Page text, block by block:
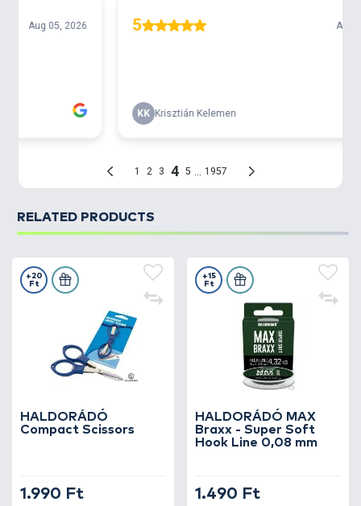
- anyaga: PC + ABS
- mérete: 336 X 91 X 28 mm
RELATED PRODUCTS
HALDORÁDÓ
Compact Scissors
+20
Ft
1.990 Ft
HALDORÁDÓ MAX
Braxx - Super Soft
Hook Line 0,08 mm
+15
Ft
1.490 Ft